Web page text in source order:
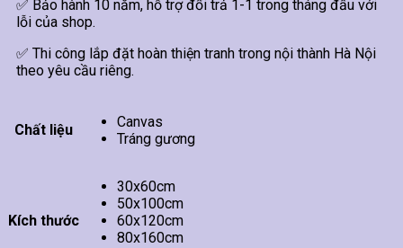
✅ Bảo hành 10 năm, hỗ trợ đổi trả 1-1 trong tháng đầu với
lỗi của shop.
✅ Thi công lắp đặt hoàn thiện tranh trong nội thành Hà Nội
theo yêu cầu riêng.
Chất liệu
Canvas
Tráng gương
Kích thước
30x60cm
50x100cm
60x120cm
80x160cm